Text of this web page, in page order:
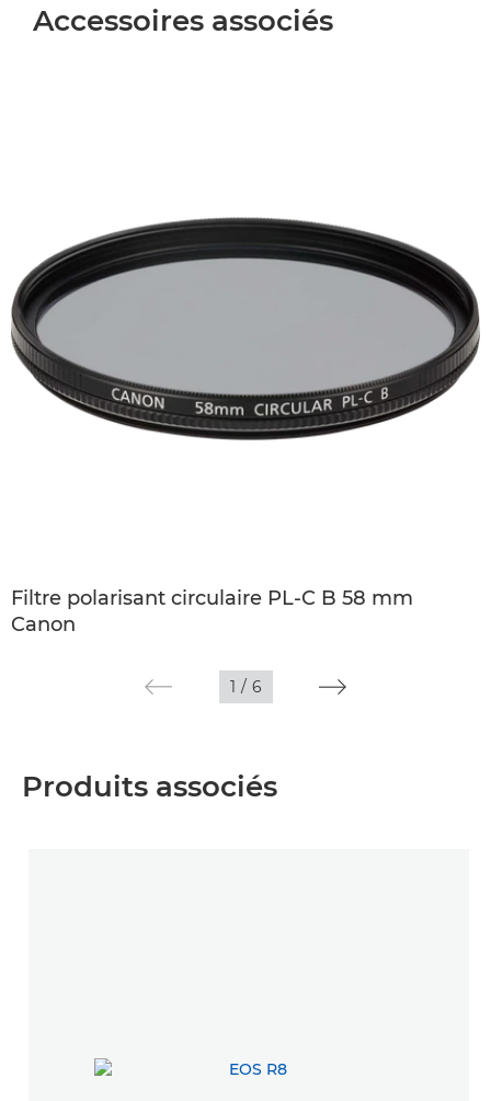
Accessoires associés
Filtre polarisant circulaire PL-C B 58 mm
Canon
1 / 6
Produits associés